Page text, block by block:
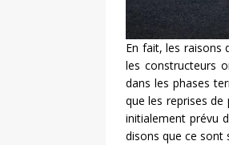
En fait, les raisons
les constructeurs
dans les phases
que les reprises
initialement prévu
disons que ce sont